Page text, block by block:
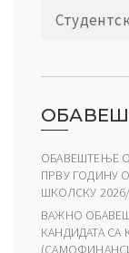
ОБАВЕШТЕЊЕ
ПРВУ ГОДИНУ
ШКОЛСКУ
ВАЖНО
КАНДИДАТА СА